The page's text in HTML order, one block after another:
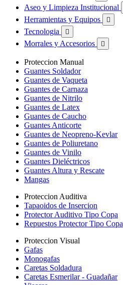
Aseo y Limpieza Institucional
Herramientas y Equipos 
Tecnologia 
Morrales y Accesorios 
Proteccion Manual
Guantes Soldador
Guantes de Vaqueta
Guantes de Carnaza
Guantes de Nitrilo
Guantes de Latex
Guantes de Caucho
Guantes Anticorte
Guantes de Neopreno-Kevlar
Guantes de Poliuretano
Guantes de Vinilo
Guantes Dieléctricos
Guantes Altura y Rescate
Mangas
Proteccion Auditiva
Tapaoidos de Insercion
Protector Auditivo Tipo Copa
Repuestos Protector Tipo Copa
Proteccion Visual
Gafas
Monogafas
Caretas Soldadura
Caretas Esmerilar - Guadañar